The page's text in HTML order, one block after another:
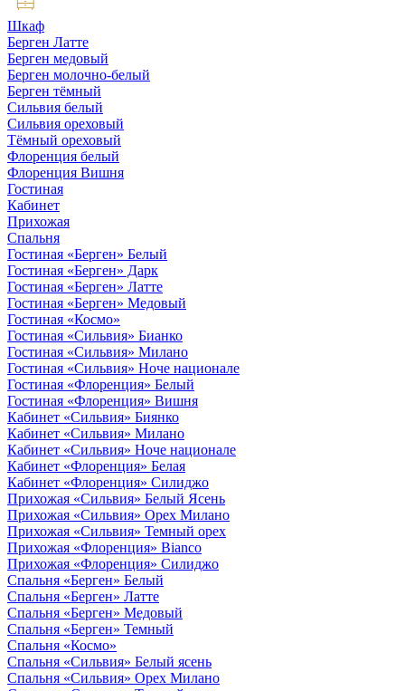
Шкаф
Берген Латте
Берген медовый
Берген молочно-белый
Берген тёмный
Сильвия белый
Сильвия ореховый
Тёмный ореховый
Флоренция белый
Флоренция Вишня
Гостиная
Кабинет
Прихожая
Спальня
Гостиная «Берген» Белый
Гостиная «Берген» Дарк
Гостиная «Берген» Латте
Гостиная «Берген» Медовый
Гостиная «Космо»
Гостиная «Сильвия» Бианко
Гостиная «Сильвия» Милано
Гостиная «Сильвия» Ноче национале
Гостиная «Флоренция» Белый
Гостиная «Флоренция» Вишня
Кабинет «Сильвия» Биянко
Кабинет «Сильвия» Милано
Кабинет «Сильвия» Ноче национале
Кабинет «Флоренция» Белая
Кабинет «Флоренция» Силиджо
Прихожая «Сильвия» Белый Ясень
Прихожая «Сильвия» Орех Милано
Прихожая «Сильвия» Темный орех
Прихожая «Флоренция» Bianco
Прихожая «Флоренция» Силиджо
Спальня «Берген» Белый
Спальня «Берген» Латте
Спальня «Берген» Медовый
Спальня «Берген» Темный
Спальня «Космо»
Спальня «Сильвия» Белый ясень
Спальня «Сильвия» Орех Милано